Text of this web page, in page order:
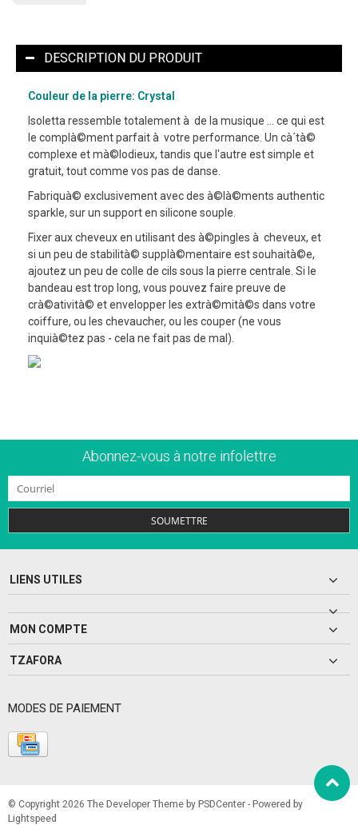
DESCRIPTION DU PRODUIT
Couleur de la pierre: Crystal
Isoletta ressemble totalement à de la musique ... ce qui est
le complà©ment parfait à votre performance. Un cà´tà©
complexe et mà©lodieux, tandis que l'autre est simple et
gratuit, tout comme vos pas de danse.
Fabriquà© exclusivement avec des à©là©ments authentic
sparkle, sur un support en silicone souple.
Fixer aux cheveux en utilisant des à©pingles à cheveux, et
si un peu de stabilità© supplà©mentaire est souhaità©e,
ajoutez un peu de colle de cils sous la pierre centrale. Si le
bandeau est trop long, vous pouvez faire preuve de
crà©atività© et envelopper les extrà©mità©s dans votre
coiffure, ou les chevaucher, ou les couper (ne vous
inquià©tez pas - cela ne fait pas de mal).
Abonnez-vous à notre infolettre
SOUMETTRE
LIENS UTILES
MON COMPTE
TZAFORA
MODES DE PAIEMENT
© Copyright 2026 The Developer Theme by PSDCenter - Powered by
Lightspeed